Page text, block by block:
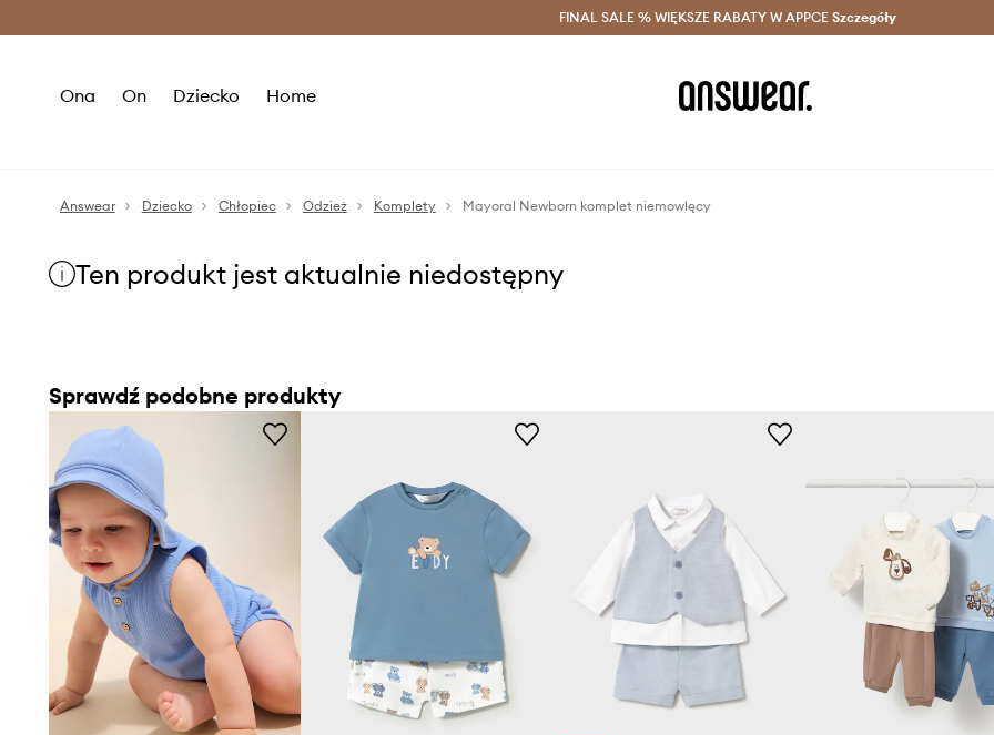
Oszczędzaj z Answear Club > Dostawa nawet w 24h >
FINAL SALE % WIĘKSZE RABATY W APPCE Szczegóły
Ona On Dziecko Home
Answear Dziecko Chłopiec Odzież Komplety Mayoral Newborn komplet niemowlęcy
Ten produkt jest aktualnie niedostępny
Sprawdź podobne produkty